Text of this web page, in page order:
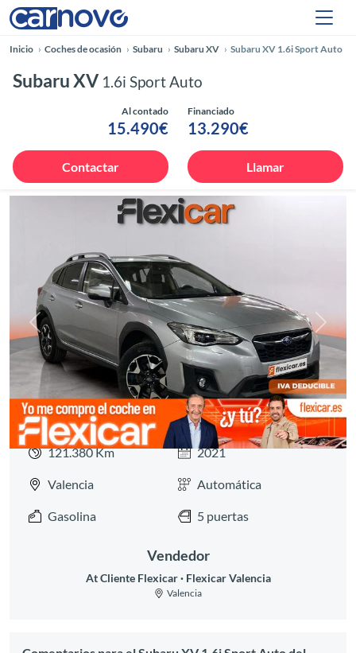
Inicio Coches de ocasión Subaru Subaru XV Subaru XV 1.6i Sport Auto
Subaru XV 1.6i Sport Auto
Al contado
15.490€
Financiado
13.290€
Contactar Llamar
Anterior
121.380 Km 2021
Valencia Automática
Gasolina 5 puertas
Vendedor
At Cliente Flexicar Flexicar Valencia
Valencia